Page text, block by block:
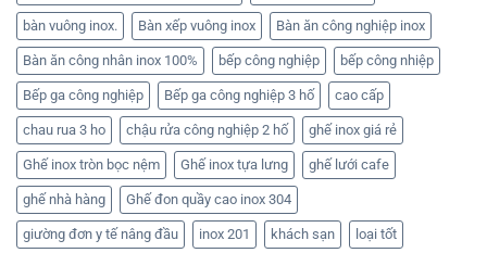
bàn vuông inox. Bàn xếp vuông inox Bàn ăn công nghiệp inox
Bàn ăn công nhân inox 100% bếp công nghiệp bếp công nhiệp
Bếp ga công nghiệp Bếp ga công nghiệp 3 hố cao cấp
chau rua 3 ho chậu rửa công nghiệp 2 hố ghế inox giá rẻ
Ghế inox tròn bọc nệm Ghế inox tựa lưng ghế lưới cafe
ghế nhà hàng Ghế đon quầy cao inox 304
giường đơn y tế nâng đầu inox 201 khách sạn loại tốt